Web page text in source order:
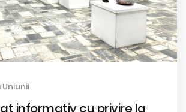
informativ cu privire la